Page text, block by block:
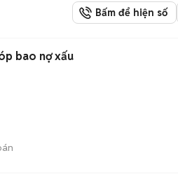
Bấm để hiện số
bao nợ xấu